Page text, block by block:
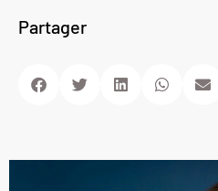
Partager